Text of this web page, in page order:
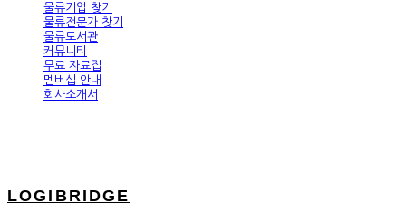
물류기업 찾기
물류전문가 찾기
물류도서관
커뮤니티
무료 자료집
멤버십 안내
회사소개서
LOGIBRIDGE